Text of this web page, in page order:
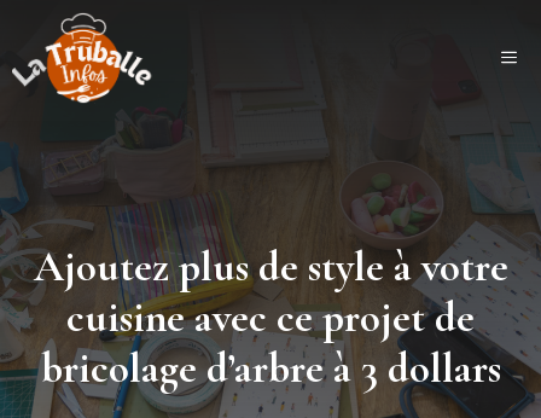
contenu
Ajoutez plus de style à votre
cuisine avec ce projet de
bricolage d’arbre à 3 dollars